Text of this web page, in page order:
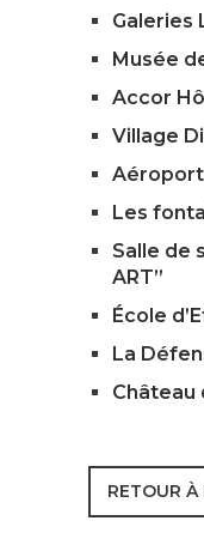
Galeries
Musée
Accor
Village
Les
Salle de
ART”
École
La
Château
RETOUR À